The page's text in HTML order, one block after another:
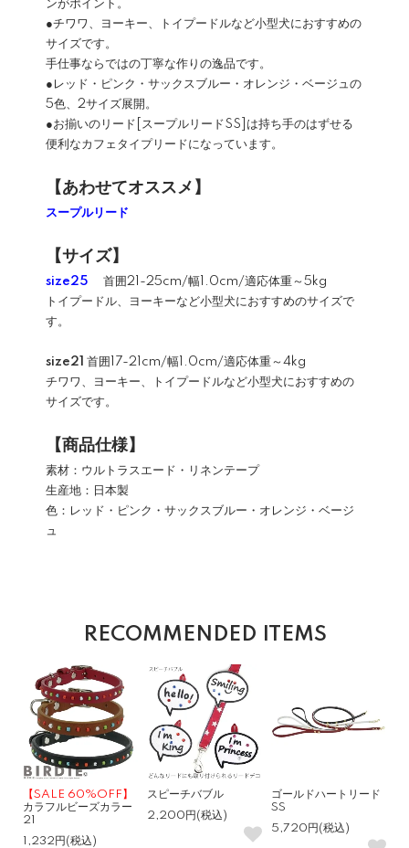
ンがポイント。
●チワワ、ヨーキー、トイプードルなど小型犬におすすめの
サイズです。
手仕事ならではの丁寧な作りの逸品です。
●レッド・ピンク・サックスブルー・オレンジ・ベージュの
5色、2サイズ展開。
●お揃いのリード[スープルリードSS]は持ち手のはずせる
便利なカフェタイプリードになっています。
【あわせてオススメ】
スープルリード
【サイズ】
size25 首囲21-25cm/幅1.0cm/適応体重～5kg
トイプードル、ヨーキーなど小型犬におすすめのサイズで
す。
size21
首囲17-21cm/幅1.0cm/適応体重～4kg
チワワ、ヨーキー、トイプードルなど小型犬におすすめの
サイズです。
【商品仕様】
素材：ウルトラスエード・リネンテープ
生産地：日本製
色：レッド・ピンク・サックスブルー・オレンジ・ベージ
ュ
RECOMMENDED ITEMS
【SALE 60%OFF】
カラフルビーズカラー
21
1,232円(税込)
スピーチバブル
2,200円(税込)
ゴールドハートリード
SS
5,720円(税込)